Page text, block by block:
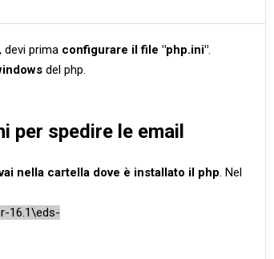
, devi prima configurare il file "php.ini".
del php.
per spedire le email
nella cartella dove è installato il php. Nel
16.1\eds-